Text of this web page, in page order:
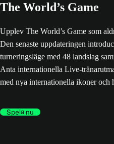
The World’s Game
Upplev The World’s Game som
Den senaste uppdateringen
turneringsläge med 48 landslag
Anta internationella Live-
med nya internationella ikoner och
Spela nu